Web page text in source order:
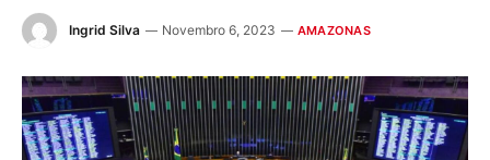
Ingrid Silva Novembro 6, 2023 AMAZONAS